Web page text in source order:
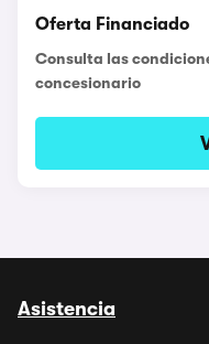
Oferta Financiado
Consulta las
concesionario
Asistencia